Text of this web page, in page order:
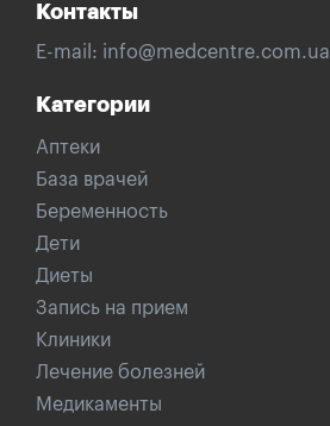
Контакты
E-mail: info@medcentre.com.ua
Категории
Аптеки
База врачей
Беременность
Дети
Диеты
Запись на прием
Клиники
Лечение болезней
Медикаменты